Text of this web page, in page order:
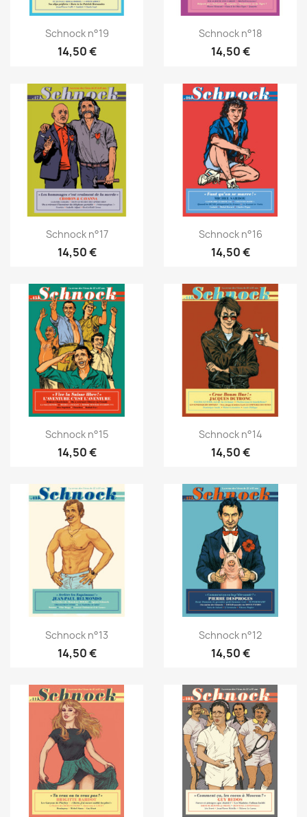
Schnock n°19
14,50 €
Schnock n°18
14,50 €
Schnock n°17
14,50 €
Schnock n°16
14,50 €
Schnock n°15
14,50 €
Schnock n°14
14,50 €
Schnock n°13
14,50 €
Schnock n°12
14,50 €